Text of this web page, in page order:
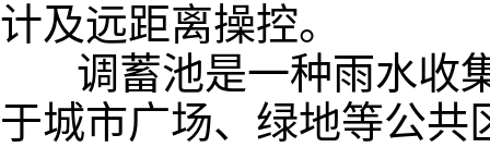
计及远距离操控。
调蓄池是一种雨水收
于城市广场、绿地等公